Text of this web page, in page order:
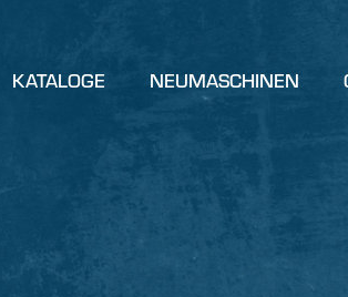
KATALOGE NEUMASCHINEN